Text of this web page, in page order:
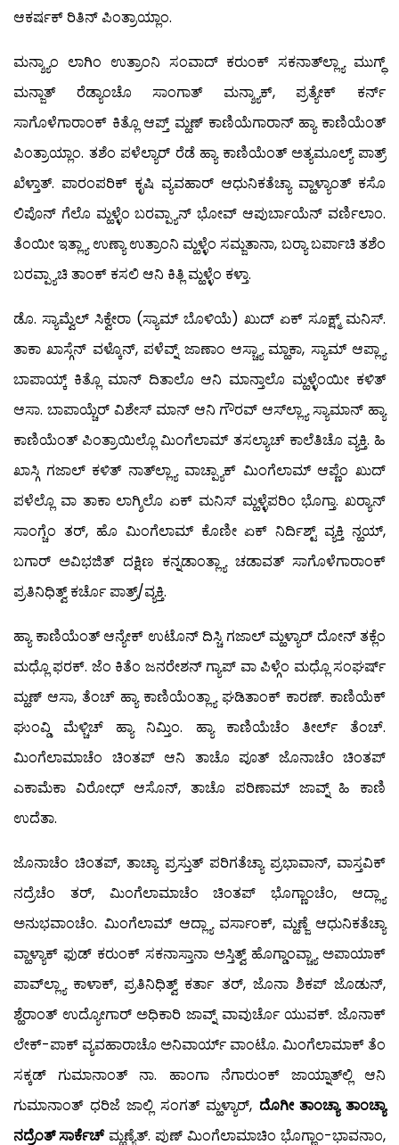
ಆಕರ್ಷಕ್ ರಿತಿನ್ ಪಿಂತ್ರಾಯ್ಲಾಂ.
ಮನ್ಶ್ಯಾಂ ಲಾಗಿಂ ಉತ್ರಾಂನಿ ಸಂವಾದ್ ಕರುಂಕ್ ಸಕನಾತ್‍ಲ್ಲ್ಯಾ ಮುಗ್ಧ್
ಮನ್ಜಾತ್ ರೆಡ್ಯಾಂಚೊ ಸಾಂಗಾತ್ ಮನ್ಶ್ಯಾಕ್, ಪ್ರತ್ಯೇಕ್ ಕರ್ನ್
ಸಾಗೊಳೆಗಾರಾಂಕ್ ಕಿತ್ಲೊ ಆಪ್ತ್ ಮ್ಹಣ್ ಕಾಣಿಯೆಗಾರಾನ್ ಹ್ಯಾ ಕಾಣಿಯೆಂತ್
ಪಿಂತ್ರಾಯ್ಲಾಂ. ತಶೆಂ ಪಳೆಲ್ಯಾರ್ ರೆಡೆ ಹ್ಯಾ ಕಾಣಿಯೆಂತ್ ಅತ್ಯಮೂಲ್ಯ್ ಪಾತ್ರ್
ಖೆಳ್ತಾತ್. ಪಾರಂಪರಿಕ್ ಕೃಷಿ ವ್ಯವಹಾರ್ ಆಧುನಿಕತೆಚ್ಯಾ ವ್ಹಾಳ್ಯಾಂತ್ ಕಸೊ
ಲಿಪೊನ್ ಗೆಲೊ ಮ್ಹಳ್ಳೆಂ ಬರವ್ಪ್ಯಾನ್ ಭೋವ್ ಆಪುರ್ಬಾಯೆನ್ ವರ್ಣಿಲಾಂ.
ತೆಂಯೀ ಇತ್ಲ್ಯಾ ಉಣ್ಯಾ ಉತ್ರಾಂನಿ ಮ್ಹಳ್ಳೆಂ ಸಮ್ಜತಾನಾ, ಬರ್‍ಯಾ ಬರ್ಪಾಚಿ ತಶೆಂ
ಬರವ್ಪ್ಯಾಚಿ ತಾಂಕ್ ಕಸಲಿ ಆನಿ ಕಿತ್ಲಿ ಮ್ಹಳ್ಳೆಂ ಕಳ್ತಾ.
ಡೊ. ಸ್ಯಾಮ್ವೆಲ್ ಸಿಕ್ವೇರಾ (ಸ್ಯಾಮ್ ಬೊಳಿಯೆ) ಖುದ್ ಏಕ್ ಸೂಕ್ಷ್ಮ್ ಮನಿಸ್.
ತಾಕಾ ಖಾಸ್ಗೆನ್ ವಳ್ಕೊನ್, ಪಳೆವ್ನ್ ಜಾಣಾಂ ಆಸ್ಚ್ಯಾ ಮ್ಹಾಕಾ, ಸ್ಯಾಮ್ ಆಪ್ಲ್ಯಾ
ಬಾಪಾಯ್ಕ್ ಕಿತ್ಲೊ ಮಾನ್ ದಿತಾಲೊ ಆನಿ ಮಾನ್ತಾಲೊ ಮ್ಹಳ್ಳೆಂಯೀ ಕಳಿತ್
ಆಸಾ. ಬಾಪಾಯ್ಚೆರ್ ವಿಶೇಸ್ ಮಾನ್ ಆನಿ ಗೌರವ್ ಆಸ್‍ಲ್ಲ್ಯಾ ಸ್ಯಾಮಾನ್ ಹ್ಯಾ
ಕಾಣಿಯೆಂತ್ ಪಿಂತ್ರಾಯಿಲ್ಲೊ ಮಿಂಗೆಲಾಮ್ ತಸಲ್ಯಾಚ್ ಕಾಲೆತಿಚೊ ವ್ಯಕ್ತಿ. ಹಿ
ಖಾಸ್ಗಿ ಗಜಾಲ್ ಕಳಿತ್ ನಾತ್‍ಲ್ಲ್ಯಾ ವಾಚ್ಪ್ಯಾಕ್ ಮಿಂಗೆಲಾಮ್ ಆಪ್ಣೆಂ ಖುದ್
ಪಳೆಲ್ಲೊ ವಾ ತಾಕಾ ಲಾಗ್ಶಿಲೊ ಏಕ್ ಮನಿಸ್ ಮ್ಹಳ್ಳೆಪರಿಂ ಭೊಗ್ತಾ. ಖರ್‍ಯಾನ್
ಸಾಂಗ್ಚೆಂ ತರ್, ಹೊ ಮಿಂಗೆಲಾಮ್ ಕೊಣೀ ಏಕ್ ನಿರ್ದಿಶ್ಟ್ ವ್ಯಕ್ತಿ ನ್ಹಯ್,
ಬಗಾರ್ ಅವಿಭಜಿತ್ ದಕ್ಷಿಣ ಕನ್ನಡಾಂತ್ಲ್ಯಾ ಚಡಾವತ್ ಸಾಗೊಳೆಗಾರಾಂಕ್
ಪ್ರತಿನಿಧಿತ್ವ್ ಕರ್ಚೊ ಪಾತ್ರ್/ವ್ಯಕ್ತಿ.
ಹ್ಯಾ ಕಾಣಿಯೆಂತ್ ಆನ್ಯೇಕ್ ಉಟೊನ್ ದಿಸ್ಚಿ ಗಜಾಲ್ ಮ್ಹಳ್ಯಾರ್ ದೋನ್ ತಕ್ಲೆಂ
ಮಧ್ಲೊ ಫರಕ್. ಜೆಂ ಕಿತೆಂ ಜನರೇಶನ್ ಗ್ಯಾಪ್ ವಾ ಪಿಳ್ಗೆಂ ಮಧ್ಲೊ ಸಂಘರ್ಷ್
ಮ್ಹಣ್ ಆಸಾ, ತೆಂಚ್ ಹ್ಯಾ ಕಾಣಿಯೆಂತ್ಲ್ಯಾ ಘಡಿತಾಂಕ್ ಕಾರಣ್. ಕಾಣಿಯೆಕ್
ಘುಂವ್ಡಿ ಮೆಳ್ಚಿಚ್ ಹ್ಯಾ ನಿಮ್ತಿಂ. ಹ್ಯಾ ಕಾಣಿಯೆಚೆಂ ತೀರ್ಲ್ ತೆಂಚ್.
ಮಿಂಗೆಲಾಮಾಚೆಂ ಚಿಂತಪ್ ಆನಿ ತಾಚೊ ಪೂತ್ ಜೊನಾಚೆಂ ಚಿಂತಪ್
ಎಕಾಮೆಕಾ ವಿರೋಧ್ ಆಸೊನ್, ತಾಚೊ ಪರಿಣಾಮ್ ಜಾವ್ನ್ ಹಿ ಕಾಣಿ
ಉದೆತಾ.
ಜೊನಾಚೆಂ ಚಿಂತಪ್, ತಾಚ್ಯಾ ಪ್ರಸ್ತುತ್ ಪರಿಗತೆಚ್ಯಾ ಪ್ರಭಾವಾನ್, ವಾಸ್ತವಿಕ್
ನದ್ರೆಚೆಂ ತರ್, ಮಿಂಗೆಲಾಮಾಚೆಂ ಚಿಂತಪ್ ಭೊಗ್ಣಾಂಚೆಂ, ಆದ್ಲ್ಯಾ
ಅನುಭವಾಂಚೆಂ. ಮಿಂಗೆಲಾಮ್ ಆದ್ಲ್ಯಾ ವರ್ಸಾಂಕ್, ಮ್ಹಣ್ಜೆ ಆಧುನಿಕತೆಚ್ಯಾ
ವ್ಹಾಳ್ಯಾಕ್ ಫುಡ್ ಕರುಂಕ್ ಸಕನಾಸ್ತಾನಾ ಅಸ್ತಿತ್ವ್ ಹೊಗ್ಡಾಂವ್ಚ್ಯಾ ಅಪಾಯಾಕ್
ಪಾವ್‍ಲ್ಲ್ಯಾ ಕಾಳಾಕ್, ಪ್ರತಿನಿಧಿತ್ವ್ ಕರ್ತಾ ತರ್, ಜೊನಾ ಶಿಕಪ್ ಜೊಡುನ್,
ಶ್ಹೆರಾಂತ್ ಉದ್ಯೋಗಾರ್ ಅಧಿಕಾರಿ ಜಾವ್ನ್ ವಾವುರ್ಚೊ ಯುವಕ್. ಜೊನಾಕ್
ಲೇಕ್-ಪಾಕ್ ವ್ಯವಹಾರಾಚೊ ಅನಿವಾರ್ಯ್ ವಾಂಟೊ. ಮಿಂಗೆಲಾಮಾಕ್ ತೆಂ
ಸಕ್ಕಡ್ ಗುಮಾನಾಂತ್ ನಾ. ಹಾಂಗಾ ನೆಗಾರುಂಕ್ ಜಾಯ್ನಾತ್‍ಲ್ಲಿ ಆನಿ
ಗುಮಾನಾಂತ್ ಧರಿಜೆ ಜಾಲ್ಲಿ ಸಂಗತ್ ಮ್ಹಳ್ಯಾರ್, ದೊಗೀ ತಾಂಚ್ಯಾ ತಾಂಚ್ಯಾ
ನದ್ರೆಂತ್ ಸಾರ್ಕೆಚ್ಮ್ಹಣ್ಯೆತ್. ಪುಣ್ ಮಿಂಗೆಲಾಮಾಚಿಂ ಭೊಗ್ಣಾಂ-ಭಾವನಾಂ,